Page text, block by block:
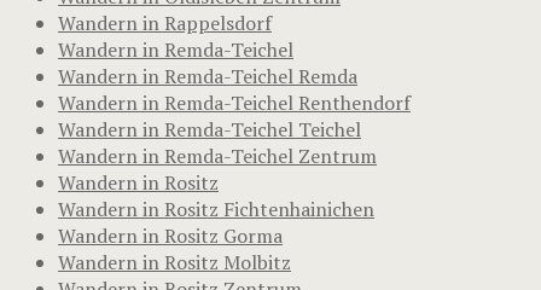
Wandern in Rappelsdorf
Wandern in Remda-Teichel
Wandern in Remda-Teichel Remda
Wandern in Remda-Teichel Renthendorf
Wandern in Remda-Teichel Teichel
Wandern in Remda-Teichel Zentrum
Wandern in Rositz
Wandern in Rositz Fichtenhainichen
Wandern in Rositz Gorma
Wandern in Rositz Molbitz